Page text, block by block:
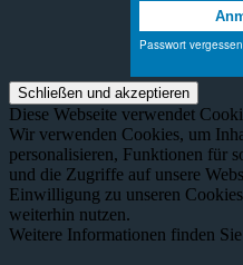
Diese Webseite verwendet
Wir verwenden Cookies, um
personalisieren, Funktionen für
und die Zugriffe auf unsere
Einwilligung zu unseren
weiterhin nutzen.
Weitere Informationen finden